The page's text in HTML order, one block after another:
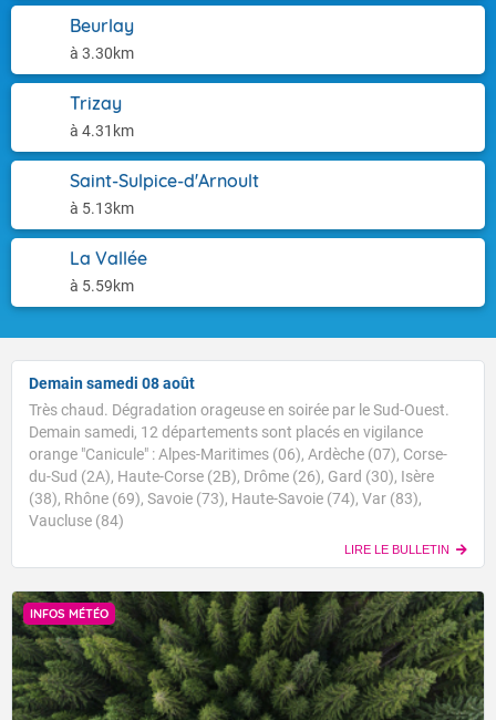
Beurlay
à 3.30km
Trizay
à 4.31km
Saint-Sulpice-d'Arnoult
à 5.13km
La Vallée
à 5.59km
Demain samedi 08 août
Très chaud. Dégradation orageuse en soirée par le Sud-Ouest.
Demain samedi, 12 départements sont placés en vigilance
orange "Canicule" : Alpes-Maritimes (06), Ardèche (07), Corse-
du-Sud (2A), Haute-Corse (2B), Drôme (26), Gard (30), Isère
(38), Rhône (69), Savoie (73), Haute-Savoie (74), Var (83),
Vaucluse (84)
LIRE LE BULLETIN
INFOS MÉTÉO